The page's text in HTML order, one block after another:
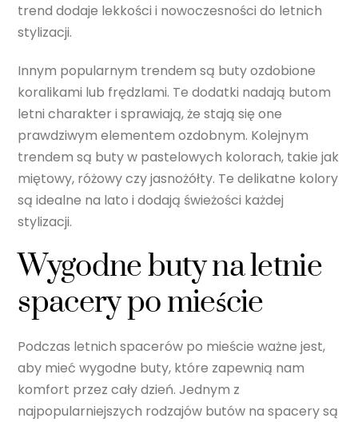
trend dodaje lekkości i nowoczesności do letnich
stylizacji.
Innym popularnym trendem są buty ozdobione
koralikami lub frędzlami. Te dodatki nadają butom
letni charakter i sprawiają, że stają się one
prawdziwym elementem ozdobnym. Kolejnym
trendem są buty w pastelowych kolorach, takie jak
miętowy, różowy czy jasnożółty. Te delikatne kolory
są idealne na lato i dodają świeżości każdej
stylizacji.
Wygodne buty na letnie
spacery po mieście
Podczas letnich spacerów po mieście ważne jest,
aby mieć wygodne buty, które zapewnią nam
komfort przez cały dzień. Jednym z
najpopularniejszych rodzajów butów na spacery są